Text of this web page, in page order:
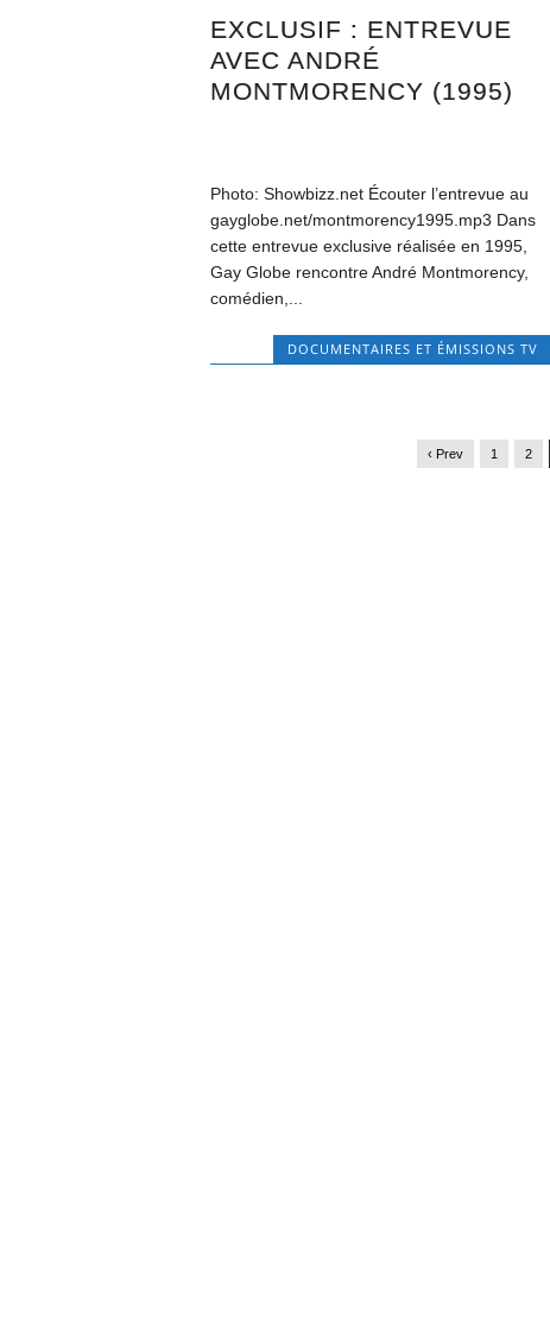
EXCLUSIF : ENTREVUE
AVEC ANDRÉ
MONTMORENCY (1995)
Photo: Showbizz.net Écouter l’entrevue au
gayglobe.net/montmorency1995.mp3 Dans
cette entrevue exclusive réalisée en 1995,
Gay Globe rencontre André Montmorency,
comédien,...
DOCUMENTAIRES ET ÉMISSIONS TV
‹ Prev 1 2